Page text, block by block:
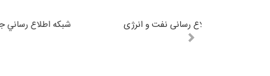
شرکت ملی صنایع پتروشیمی